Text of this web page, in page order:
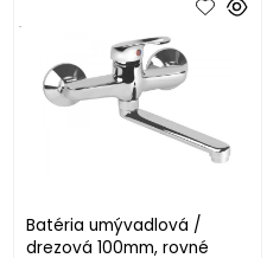
Batéria umývadlová /
drezová 100mm, rovné
.